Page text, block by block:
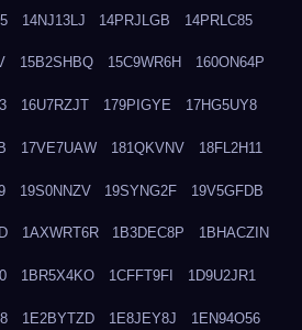
14NJ13LJ 14PRJLGB 14PRLC85
15B2SHBQ 15C9WR6H 160ON64P
16U7RZJT 179PIGYE 17HG5UY8
17VE7UAW 181QKVNV 18FL2H11
19S0NNZV 19SYNG2F 19V5GFDB
1AXWRT6R 1B3DEC8P 1BHACZIN
1BR5X4KO 1CFFT9FI 1D9U2JR1
1E2BYTZD 1E8JEY8J 1EN94O56